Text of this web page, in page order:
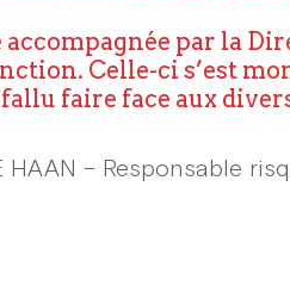
accompagnée par la
Celle-ci s’est
faire face aux
HAAN – Responsable